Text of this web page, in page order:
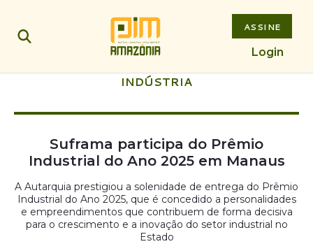
ASSINE
Login
INDÚSTRIA
Suframa participa do Prêmio
Industrial do Ano 2025 em Manaus
A Autarquia prestigiou a solenidade de entrega do Prêmio
Industrial do Ano 2025, que é concedido a personalidades
e empreendimentos que contribuem de forma decisiva
para o crescimento e a inovação do setor industrial no
Estado